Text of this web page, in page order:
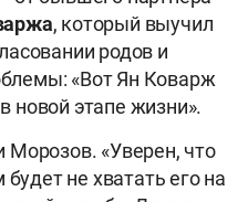
, который выучил
родов и
«Вот Ян Коварж
новой этапе жизни».
Морозов. «Уверен, что
не хватать его на